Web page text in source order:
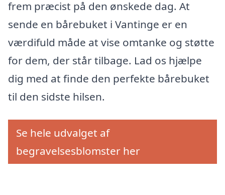
frem præcist på den ønskede dag. At
sende en bårebuket i Vantinge er en
værdifuld måde at vise omtanke og støtte
for dem, der står tilbage. Lad os hjælpe
dig med at finde den perfekte bårebuket
til den sidste hilsen.
Se hele udvalget af
begravelsesblomster her